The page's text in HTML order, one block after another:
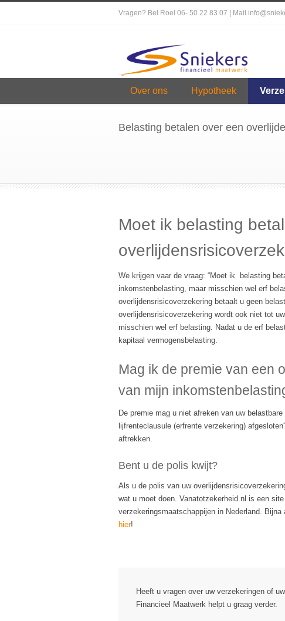
Vragen? Bel Roel 06- 50 22 83 07 | Mail
Over ons Hypotheek
Belasting betalen over een
Moet ik belasting
We krijgen vaar de vraag: “Moet ik belasting
inkomstenbelasting, maar misschien wel erf
overlijdensrisicoverzekering betaalt u geen
overlijdensrisicoverzekering wordt ook niet tot
misschien wel erf belasting. Nadat u de erf
kapitaal vermogensbelasting.
Mag ik de premie van een
van mijn
De premie mag u niet afreken van uw
lijfrenteclausule (erfrente verzekering)
aftrekken.
Bent u de polis kwijt?
Als u de polis van uw
wat u moet doen. Vanatotzekerheid.nl is een
verzekeringsmaatschappijen in Nederland.
hier!
Heeft u vragen over uw verzekeringen of
Financieel Maatwerk helpt u graag verder.